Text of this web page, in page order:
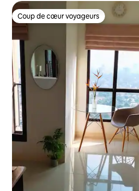
Coup de cœur voyageurs
Coup de cœur voyageurs